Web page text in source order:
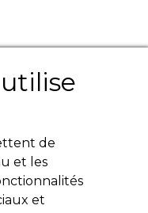
de
et les
et